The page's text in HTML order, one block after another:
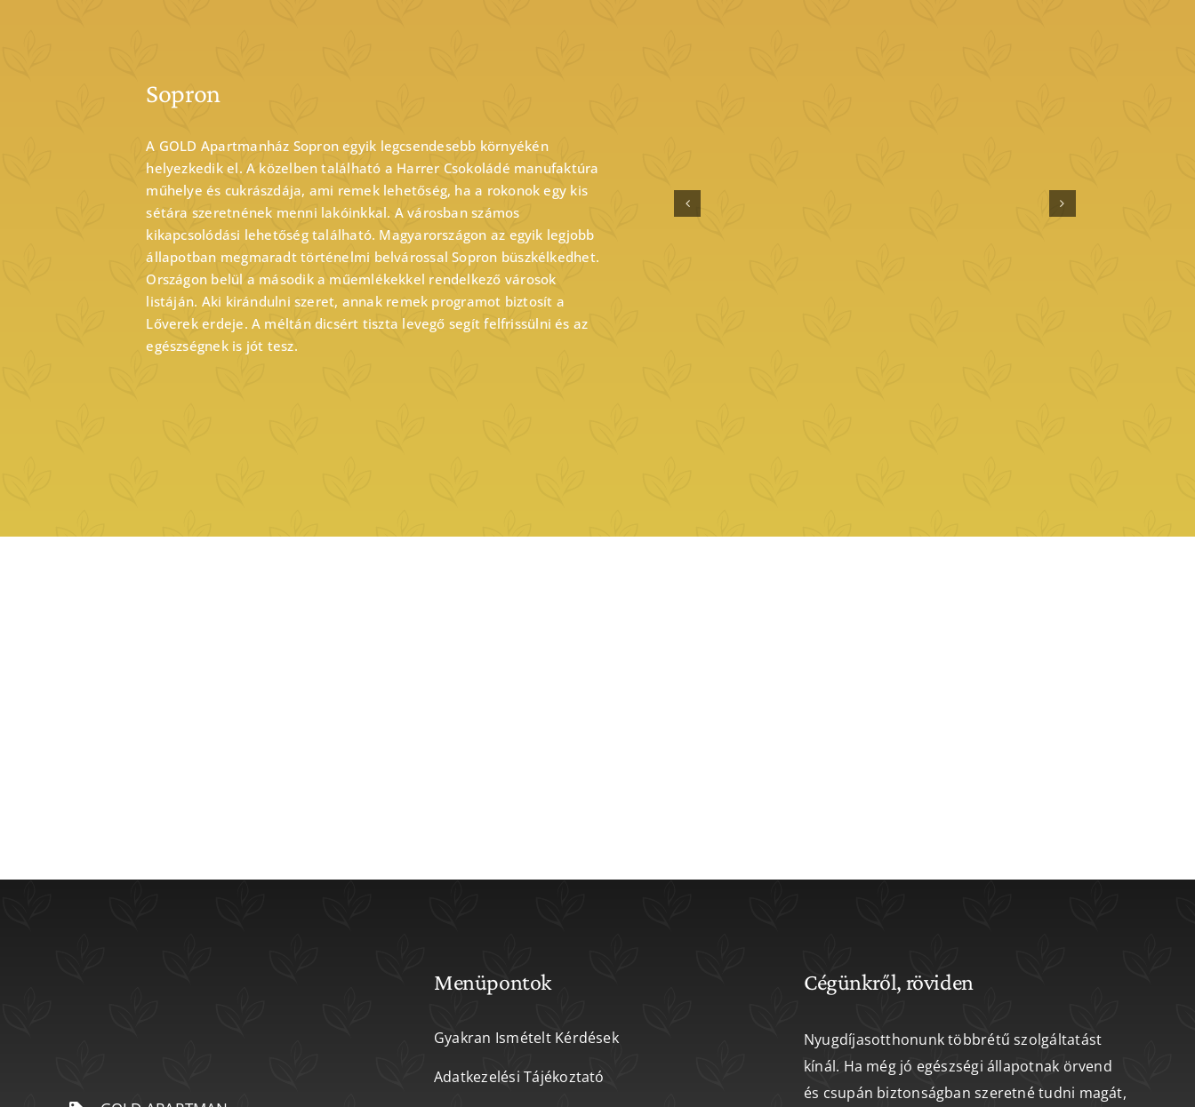
Sopron
A GOLD Apartmanház Sopron egyik legcsendesebb környékén
helyezkedik el. A közelben található a Harrer Csokoládé manufaktúra
műhelye és cukrászdája, ami remek lehetőség, ha a rokonok egy kis
sétára szeretnének menni lakóinkkal. A városban számos
kikapcsolódási lehetőség található. Magyarországon az egyik legjobb
állapotban megmaradt történelmi belvárossal Sopron büszkélkedhet.
Országon belül a második a műemlékekkel rendelkező városok
listáján. Aki kirándulni szeret, annak remek programot biztosít a
Lőverek erdeje. A méltán dicsért tiszta levegő segít felfrissülni és az
egészségnek is jót tesz.
Menüpontok
Gyakran Ismételt Kérdések
Adatkezelési Tájékoztató
Cégünkről, röviden
Nyugdíjasotthonunk többrétű szolgáltatást
kínál. Ha még jó egészségi állapotnak örvend
és csupán biztonságban szeretné tudni magát,